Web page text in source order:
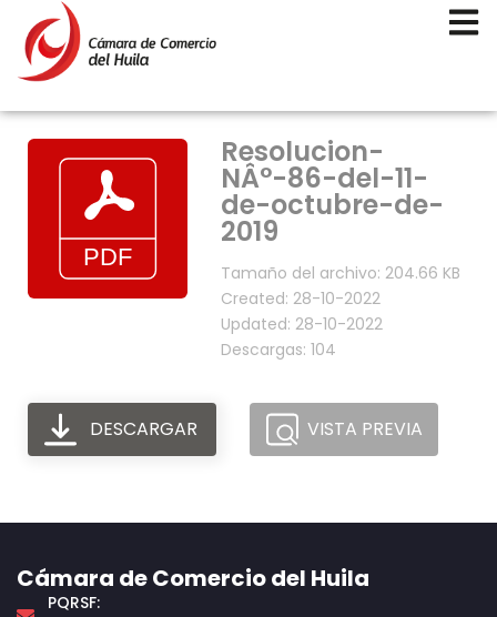
Resolucion-
NÂ°-86-del-11-
de-octubre-de-
2019
Tamaño del archivo: 204.66 KB
Created: 28-10-2022
Updated: 28-10-2022
Descargas: 104
DESCARGAR VISTA PREVIA
Cámara de Comercio del Huila
PQRSF: